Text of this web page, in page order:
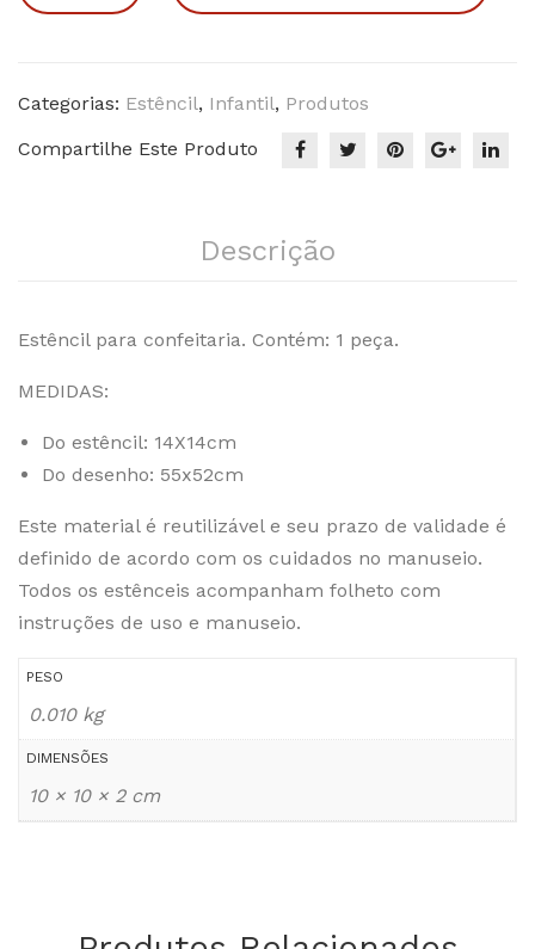
eci
Unicórnio
Categorias: Estêncil, Infantil, Produtos
Compartilhe Este Produto
Descrição
Estêncil para confeitaria. Contém: 1 peça.
MEDIDAS:
Do estêncil: 14X14cm
Do desenho: 55x52cm
Este material é reutilizável e seu prazo de validade é
definido de acordo com os cuidados no manuseio.
Todos os estênceis acompanham folheto com
instruções de uso e manuseio.
PESO
0.010 kg
DIMENSÕES
10 × 10 × 2 cm